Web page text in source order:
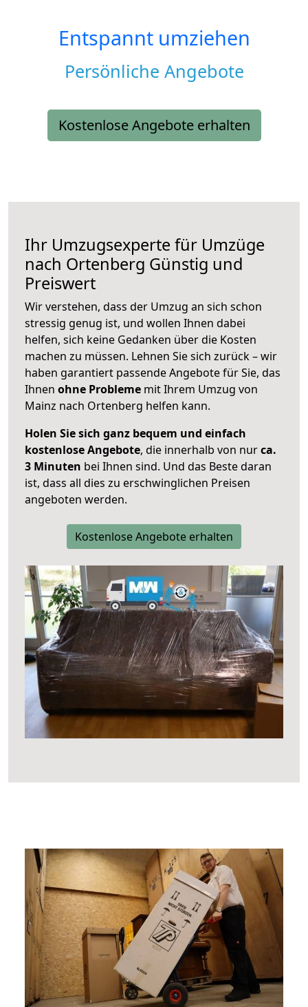
Entspannt umziehen
Persönliche Angebote
Kostenlose Angebote erhalten
Ihr Umzugsexperte für Umzüge
nach Ortenberg Günstig und
Preiswert
Wir verstehen, dass der Umzug an sich schon
stressig genug ist, und wollen Ihnen dabei
helfen, sich keine Gedanken über die Kosten
machen zu müssen. Lehnen Sie sich zurück – wir
haben garantiert passende Angebote für Sie, das
Ihnen ohne Probleme mit Ihrem Umzug von
Mainz nach Ortenberg helfen kann.
Holen Sie sich ganz bequem und einfach
kostenlose Angebote, die innerhalb von nurca.
3 Minuten bei Ihnen sind. Und das Beste daran
ist, dass all dies zu erschwinglichen Preisen
angeboten werden.
Kostenlose Angebote erhalten